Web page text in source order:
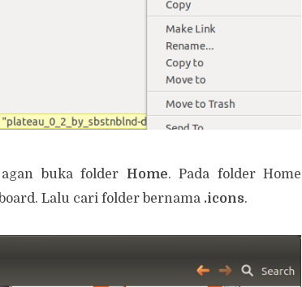
buka folder Home. Pada folder Home
Lalu cari folder bernama .icons.